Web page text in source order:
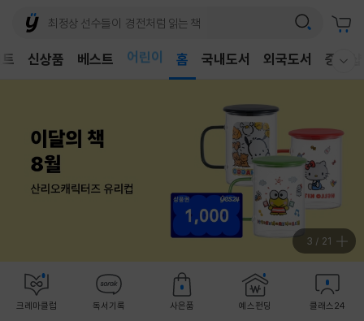
신상품 베스트
독후감
어린이
홈 국내도서 외국도서 중고샵
3 / 21
크레마클럽 독서기록 사은품 예스펀딩 클래스24